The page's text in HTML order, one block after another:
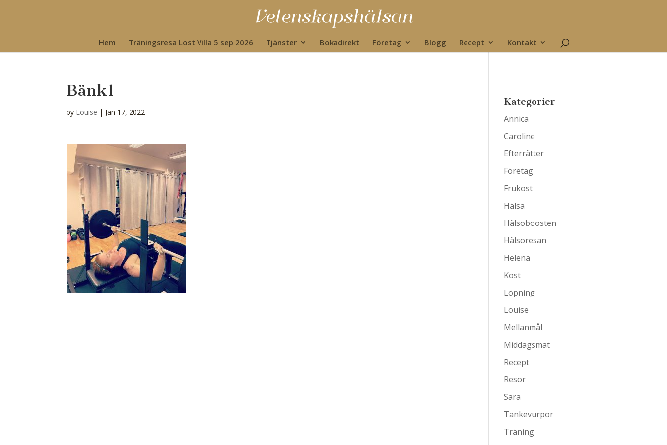
Hem Träningsresa Lost Villa 5 sep 2026 Tjänster Bokadirekt Företag Blogg Recept Kontakt
Bänk1
by Louise | Jan 17, 2022
Kategorier
Annica
Caroline
Efterrätter
Företag
Frukost
Hälsa
Hälsoboosten
Hälsoresan
Helena
Kost
Löpning
Louise
Mellanmål
Middagsmat
Recept
Resor
Sara
Tankevurpor
Träning